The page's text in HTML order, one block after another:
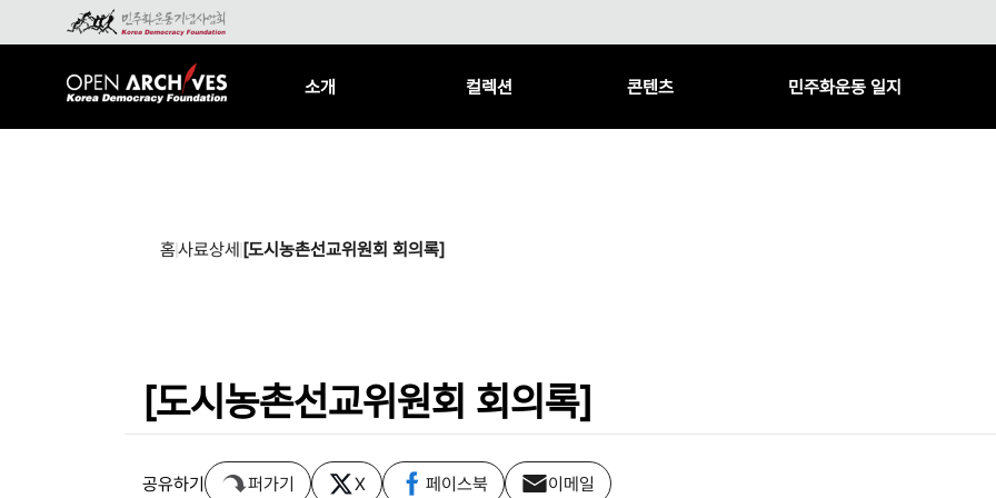
소개 컬렉션 콘텐츠 민주화운동 일지
홈사료상세 [도시농촌선교위원회 회의록]
[도시농촌선교위원회 회의록]
공유하기 퍼가기 X 페이스북 이메일